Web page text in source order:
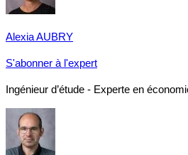
Alexia AUBRY
S'abonner à l'expert
Ingénieur d’étude - Experte en